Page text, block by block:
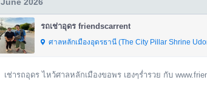
รถเช่าอุดร friendscarrent
ศาลหลักเมืองอุดรธานี (The City Pillar Shrine Udon
เช่ารถอุดร ไหว้ศาลหลักเมืองขอพร เฮงๆร่ำรวย กับ